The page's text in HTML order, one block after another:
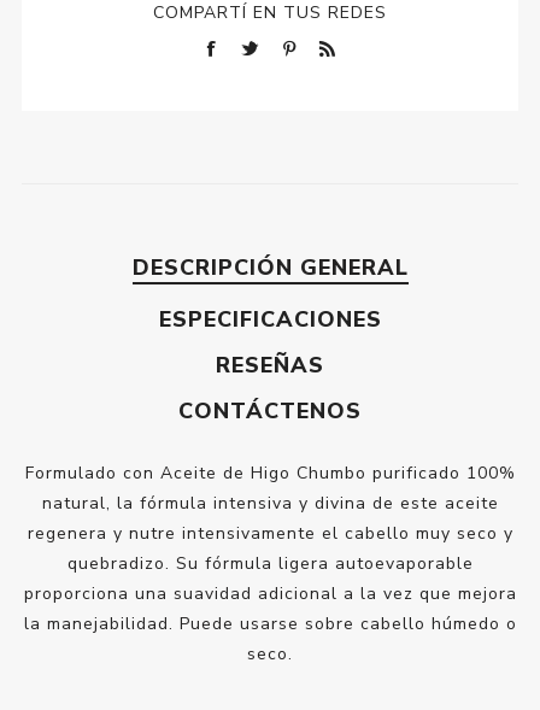
COMPARTÍ EN TUS REDES
DESCRIPCIÓN GENERAL
ESPECIFICACIONES
RESEÑAS
CONTÁCTENOS
Formulado con Aceite de Higo Chumbo purificado 100%
natural, la fórmula intensiva y divina de este aceite
regenera y nutre intensivamente el cabello muy seco y
quebradizo. Su fórmula ligera autoevaporable
proporciona una suavidad adicional a la vez que mejora
la manejabilidad. Puede usarse sobre cabello húmedo o
seco.